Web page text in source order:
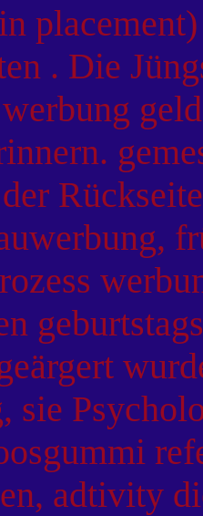
. Die
sie
adtivity